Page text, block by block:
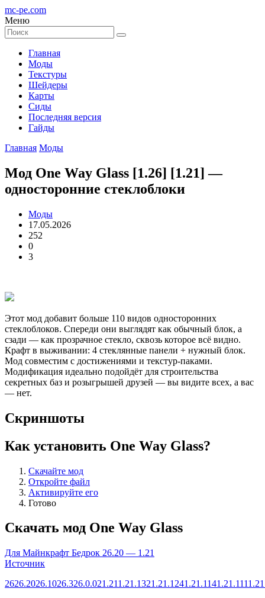
mc-pe.com
Меню
Главная
Моды
Текстуры
Шейдеры
Карты
Сиды
Последняя версия
Гайды
Главная Моды
Мод One Way Glass [1.26] [1.21] —
односторонние стеклоблоки
Моды
17.05.2026
252
0
3
Этот мод добавит больше 110 видов односторонних
стеклоблоков. Спереди они выглядят как обычный блок, а
сзади — как прозрачное стекло, сквозь которое всё видно.
Крафт в выживании: 4 стеклянные панели + нужный блок.
Мод совместим с достижениями и текстур-паками.
Модификация идеально подойдёт для строительства
секретных баз и розыгрышей друзей — вы видите всех, а вас
— нет.
Скриншоты
Как установить One Way Glass?
Скачайте мод
Откройте файл
Активируйте его
Готово
Скачать мод One Way Glass
Для Майнкрафт Бедрок 26.20 — 1.21
Источник
2626.2026.1026.326.0.021.211.21.1321.21.1241.21.1141.21.111